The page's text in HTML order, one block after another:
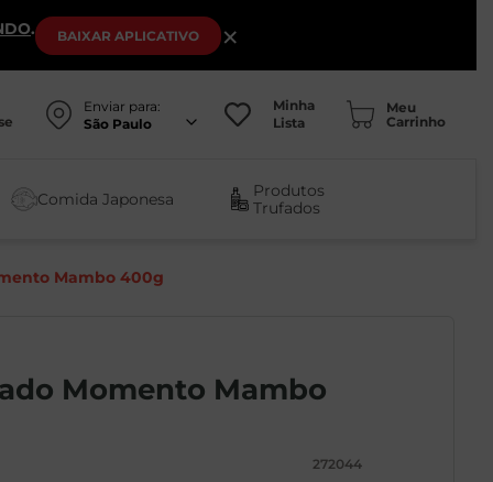
. BAIXAR APLICATIVO ×
Enviar para:
São Paulo
Minha
Lista
Comida Japonesa
Produtos
Trufados
Mambo 400g
Momento Mambo
272044